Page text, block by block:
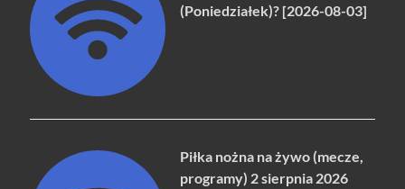
(Poniedziałek)? [2026-08-03]
Piłka nożna na żywo (mecze,
programy) 2 sierpnia 2026